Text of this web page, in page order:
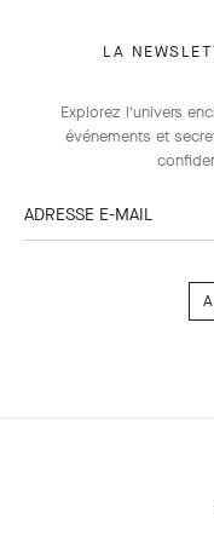
LA
Explorez l'univers
événements et
ADRESSE E-MAIL